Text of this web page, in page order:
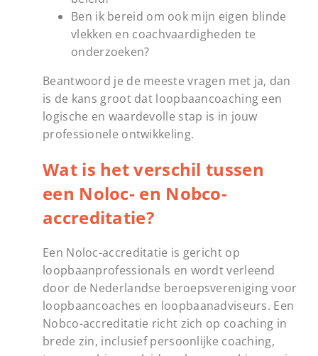
Ben ik bereid om ook mijn eigen blinde
vlekken en coachvaardigheden te
onderzoeken?
Beantwoord je de meeste vragen met ja, dan
is de kans groot dat loopbaancoaching een
logische en waardevolle stap is in jouw
professionele ontwikkeling.
Wat is het verschil tussen
een Noloc- en Nobco-
accreditatie?
Een Noloc-accreditatie is gericht op
loopbaanprofessionals en wordt verleend
door de Nederlandse beroepsvereniging voor
loopbaancoaches en loopbaanadviseurs. Een
Nobco-accreditatie richt zich op coaching in
brede zin, inclusief persoonlijke coaching,